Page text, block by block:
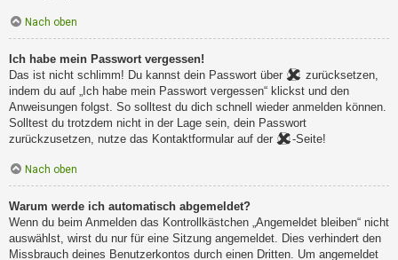
Nach oben
Ich habe mein Passwort vergessen!
Das ist nicht schlimm! Du kannst dein Passwort über
zurücksetzen,
indem du auf „Ich habe mein Passwort vergessen“ klickst und den
Anweisungen folgst. So solltest du dich schnell wieder anmelden können.
Solltest du trotzdem nicht in der Lage sein, dein Passwort
zurückzusetzen, nutze das Kontaktformular auf der
-Seite!
Nach oben
Warum werde ich automatisch abgemeldet?
Wenn du beim Anmelden das Kontrollkästchen „Angemeldet bleiben“ nicht
auswählst, wirst du nur für eine Sitzung angemeldet. Dies verhindert den
Missbrauch deines Benutzerkontos durch einen Dritten. Um angemeldet